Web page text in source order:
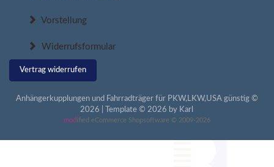
Vorstellung
Widerrufsformular
Vertrag widerrufen
Anhängerkupplungen und Fahrradträger für PKW,LKW,USA günstig ©
2026 | Template © 2026 by Karl
mod ified eCommerce Shopsoftware © 2009-2026